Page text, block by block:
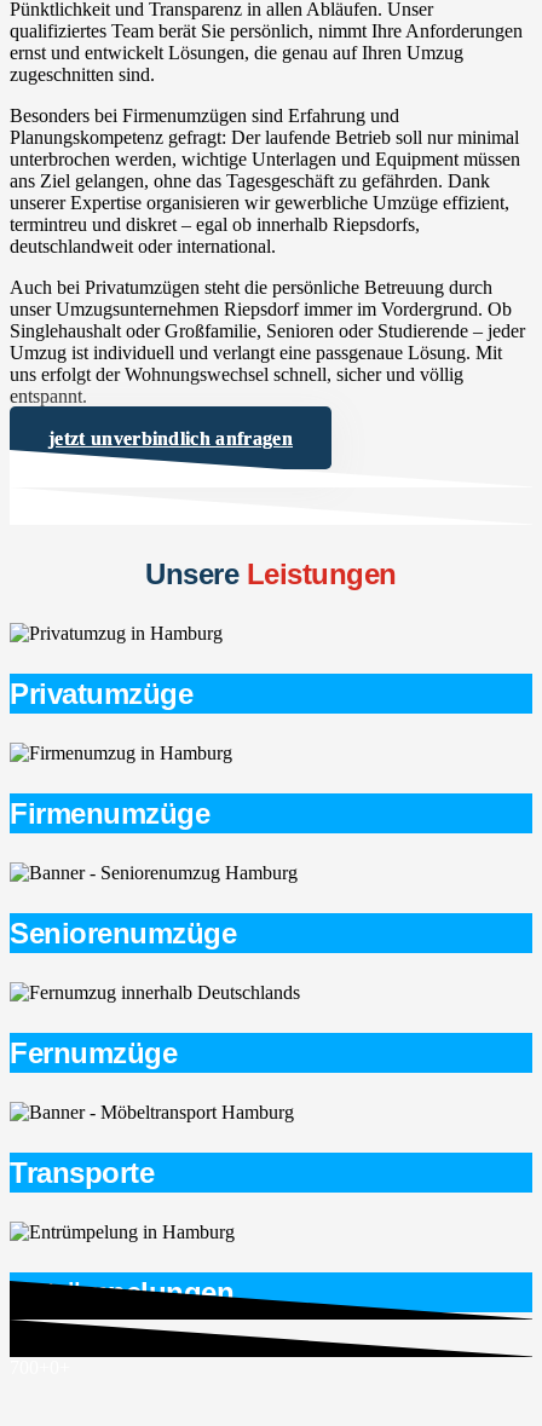
Pünktlichkeit und Transparenz in allen Abläufen. Unser
qualifiziertes Team berät Sie persönlich, nimmt Ihre Anforderungen
ernst und entwickelt Lösungen, die genau auf Ihren Umzug
zugeschnitten sind.
Besonders bei Firmenumzügen sind Erfahrung und
Planungskompetenz gefragt: Der laufende Betrieb soll nur minimal
unterbrochen werden, wichtige Unterlagen und Equipment müssen
ans Ziel gelangen, ohne das Tagesgeschäft zu gefährden. Dank
unserer Expertise organisieren wir gewerbliche Umzüge effizient,
termintreu und diskret – egal ob innerhalb Riepsdorfs,
deutschlandweit oder international.
Auch bei Privatumzügen steht die persönliche Betreuung durch
unser Umzugsunternehmen Riepsdorf immer im Vordergrund. Ob
Singlehaushalt oder Großfamilie, Senioren oder Studierende – jeder
Umzug ist individuell und verlangt eine passgenaue Lösung. Mit
uns erfolgt der Wohnungswechsel schnell, sicher und völlig
entspannt.
jetzt unverbindlich anfragen
UnsereLeistungen
Privatumzüge
Firmenumzüge
Seniorenumzüge
Fernumzüge
Transporte
Entrümpelungen